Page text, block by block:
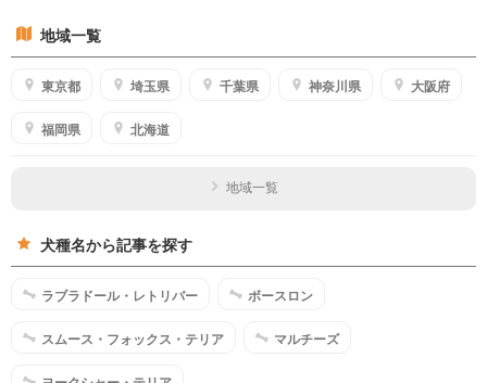
地域一覧
東京都 埼玉県 千葉県 神奈川県 大阪府
福岡県 北海道
地域一覧
犬種名から記事を探す
ラブラドール・レトリバー ボースロン
スムース・フォックス・テリア マルチーズ